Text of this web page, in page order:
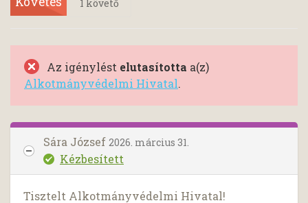
1 követő
Az igénylést elutasította a(z)
Alkotmányvédelmi Hivatal.
Sára József 2026. március 31.
Kézbesített
Tisztelt Alkotmányvédelmi Hivatal!